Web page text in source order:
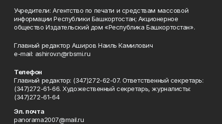
Учредители: Агентство по печати и средствам массовой
информации Республики Башкортостан; Акционерное
общество Издательский дом «Республика Башкортостан».
Главный редактор Аширов Наиль Камилович
e-mail: ashirov.n@rbsmi.ru
Телефон
Главный редактор: (347)272-62-07. Ответственный секретарь:
(347)272-61-66. Художественный секретарь, журналисты:
(347)272-61-64
Эл. почта
panorama2007@mail.ru